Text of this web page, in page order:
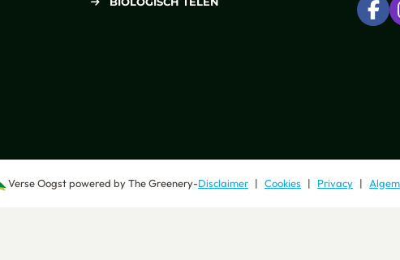
Verse Oogstpowered byThe Greenery-Disclaimer Cookies Privacy